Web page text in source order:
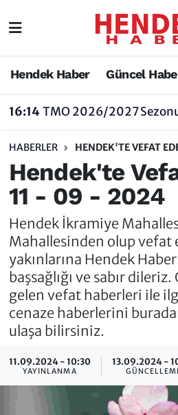
Hendek Haber Güncel
16:14TMO 2026/2027 Sezonu
HABERLER HENDEK'TE VEFAT
Hendek'te
11 - 09 - 2024
Hendek İkramiye
Mahallesinden olup vefat
yakınlarına Hendek
başsağlığı ve sabır
gelen vefat haberleri ile
cenaze haberlerini
ulaşa bilirsiniz.
11.09.2024 - 10:30
YAYINLANMA
13.09.2024 -
Hendek Haber
Nöbetçi Eczaneler
Vefat Edenler
Hendek Haber
Hakkında
Hendek Haber Reklam
Künye
İletişim
Sakarya Nöbetçi
Sakarya Trafik Yoğunluk
Tüm Manşetler
Son Dakika Haberleri
Haber Arşivi